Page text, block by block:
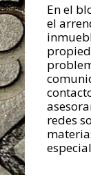
En el
el
redes